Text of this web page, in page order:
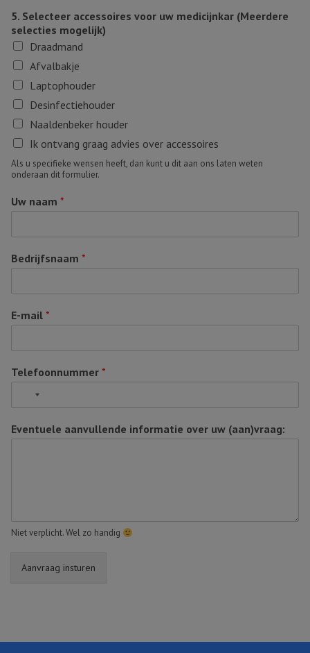
5. Selecteer accessoires voor uw medicijnkar (Meerdere
selecties mogelijk)
Draadmand
Afvalbakje
Laptophouder
Desinfectiehouder
Naaldenbeker houder
Ik ontvang graag advies over accessoires
Als u specifieke wensen heeft, dan kunt u dit aan ons laten weten
onderaan dit formulier.
Uw naam *
Bedrijfsnaam *
E-mail *
Telefoonnummer *
No
country
selected
Eventuele aanvullende informatie over uw (aan)vraag:
Niet verplicht. Wel zo handig
Aanvraag insturen